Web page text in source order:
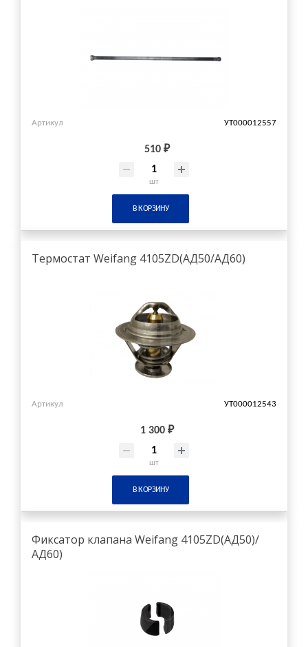
Артикул УТ000012557
510 ₽
шт
В КОРЗИНУ
Термостат Weifang 4105ZD(АД50/АД60)
Артикул УТ000012543
1 300 ₽
шт
В КОРЗИНУ
Фиксатор клапана Weifang 4105ZD(АД50)/
АД60)